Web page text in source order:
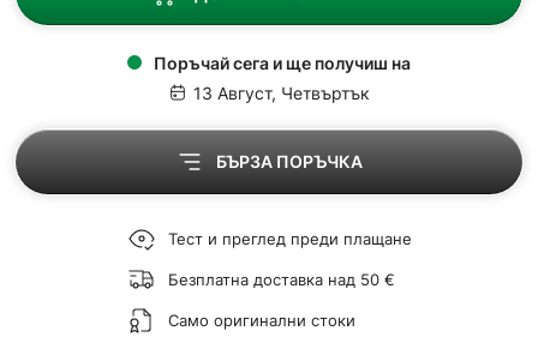
Поръчай сега и ще получиш на
13 Август, Четвъртък
БЪРЗА ПОРЪЧКА
Тест и преглед преди плащане
Безплатна доставка над 50 €
Само оригинални стоки